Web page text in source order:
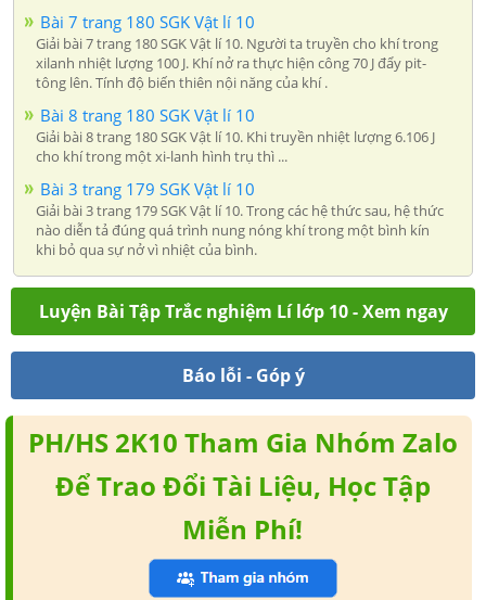
Bài 7 trang 180 SGK Vật lí 10
Giải bài 7 trang 180 SGK Vật lí 10. Người ta truyền cho khí trong
xilanh nhiệt lượng 100 J. Khí nở ra thực hiện công 70 J đẩy pit-
tông lên. Tính độ biến thiên nội năng của khí .
Bài 8 trang 180 SGK Vật lí 10
Giải bài 8 trang 180 SGK Vật lí 10. Khi truyền nhiệt lượng 6.106 J
cho khí trong một xi-lanh hình trụ thì ...
Bài 3 trang 179 SGK Vật lí 10
Giải bài 3 trang 179 SGK Vật lí 10. Trong các hệ thức sau, hệ thức
nào diễn tả đúng quá trình nung nóng khí trong một bình kín
khi bỏ qua sự nở vì nhiệt của bình.
Luyện Bài Tập Trắc nghiệm Lí lớp 10 - Xem ngay
Báo lỗi - Góp ý
PH/HS 2K10 Tham Gia Nhóm Zalo
Để Trao Đổi Tài Liệu, Học Tập
Miễn Phí!